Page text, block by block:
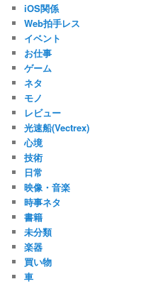
iOS関係
Web拍手レス
イベント
お仕事
ゲーム
ネタ
モノ
レビュー
光速船(Vectrex)
心境
技術
日常
映像・音楽
時事ネタ
書籍
未分類
楽器
買い物
車